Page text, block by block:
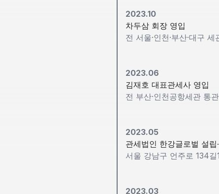
2023.10
차두삼 회장 영입
전 서울·인천·부산·대구 세
2023.06
김재호 대표관세사 영입
전 부산·인천공항세관 통
2023.05
관세법인 한강글로벌 설립
서울 강남구 언주로 134
2023.03